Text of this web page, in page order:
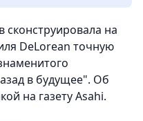
сконструировала на
DeLorean точную
в будущее". Об
на газету Asahi.